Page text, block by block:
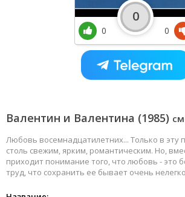
Валентин и Валентина (1985)
Любовь восемнадцатилетних... Только в эту
столь свежим, ярким, романтическим. Но,
приходит понимание того, что любовь - это
труд, что сохранить ее бывает очень
0
0
0